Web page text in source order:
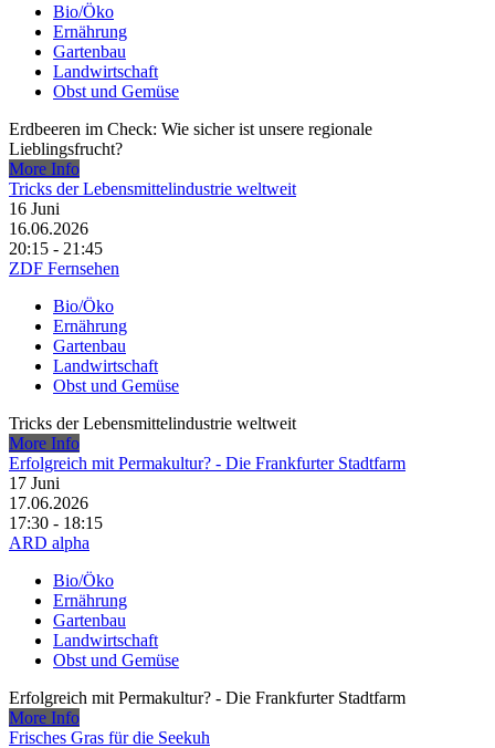
Bio/Öko
Ernährung
Gartenbau
Landwirtschaft
Obst und Gemüse
Erdbeeren im Check: Wie sicher ist unsere regionale
Lieblingsfrucht?
More Info
Tricks der Lebensmittelindustrie weltweit
16 Juni
16.06.2026
20:15 - 21:45
ZDF Fernsehen
Bio/Öko
Ernährung
Gartenbau
Landwirtschaft
Obst und Gemüse
Tricks der Lebensmittelindustrie weltweit
More Info
Erfolgreich mit Permakultur? - Die Frankfurter Stadtfarm
17 Juni
17.06.2026
17:30 - 18:15
ARD alpha
Bio/Öko
Ernährung
Gartenbau
Landwirtschaft
Obst und Gemüse
Erfolgreich mit Permakultur? - Die Frankfurter Stadtfarm
More Info
Frisches Gras für die Seekuh